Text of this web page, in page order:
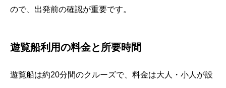
ので、出発前の確認が重要です。
遊覧船利用の料金と所要時間
遊覧船は約20分間のクルーズで、料金は大人・小人が設